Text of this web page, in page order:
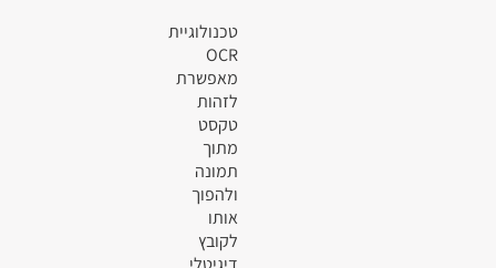
טכנולוגיית
OCR
מאפשרת
לזהות
טקסט
מתוך
תמונה
ולהפוך
אותו
לקובץ